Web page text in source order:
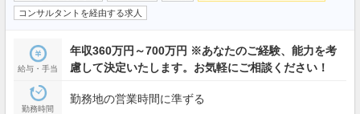
コンサルタントを経由する求人
給与・手当
年収360万円～700万円 ※あなたのご経験、能力を考
慮して決定いたします。お気軽にご相談ください！
勤務時間
勤務地の営業時間に準ずる